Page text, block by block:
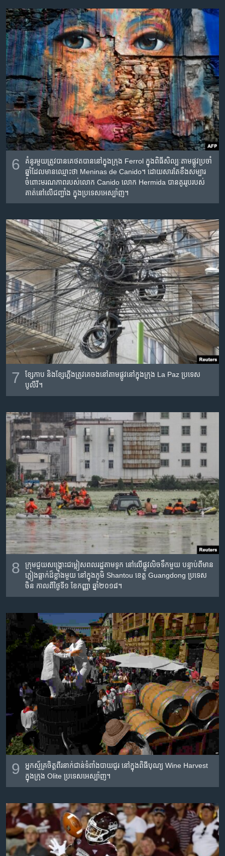
6
គំនូរ​មួយ​ត្រូវ​បាន​គេ​ថត​បាន​នៅ​ក្នុង​ក្រុង Ferrol ក្នុង​ពិធី​សិល្បៈ​តាម​ផ្លូវ​ប្រចាំ​
ឆ្នាំ​ដែល​មាន​ឈ្មោះ​ថា Meninas de Canido។ ដោយ​សារ​តែ​ខឹង​សម្បារ​
ចំពោះ​មរណភាព​របស់​លោក Canido លោក Hermida បាន​គូរ​រូប​របស់​
គាត់​នៅ​លើ​ជញ្ជាំង ក្នុង​ប្រទេស​អេស្ប៉ាញ។
7
ខ្សែ​កាប និង​ខ្សែ​ភ្លើង​ត្រូវ​គេ​ចង​នៅ​តាម​ផ្លូវ​នៅ​ក្នុង​ក្រុង La Paz ប្រទេស​
បូលីវី។
8
ក្រុម​ជួយ​សង្គ្រោះ​ជម្លៀស​ពលរដ្ឋ​តាម​ទូក​ នៅ​លើ​ផ្លូវ​លិច​ទឹក​មួយ បន្ទាប់​ពី​មាន​
ភ្លៀង​ធ្លាក់​ដ៏​ខ្លាំង​មួយ​ នៅ​ក្នុង​ភូមិ Shantou ខេត្ត Guangdong ប្រទេស​
ចិន កាលពី​ថ្ងៃទី១ ខែកញ្ញា ឆ្នាំ២០១៨។
9
អ្នក​ស្ម័គ្រ​ចិត្ត​ពីរ​នាក់​ជាន់​ទំពាំង​បាយ​ជូរ​ នៅ​ក្នុង​ពិធីបុណ្យ Wine Harvest
ក្នុង​ក្រុង Olite ប្រទេស​អេស្ប៉ាញ។